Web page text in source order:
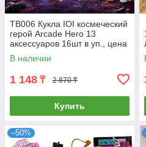
TB006 Кукла IOI космеческий
герой Arcade Hero 13
аксессуаров 16шт в уп., цена
за 1шт
В наличии
1 148 ₸ 2 870 ₸
Купить
–50%